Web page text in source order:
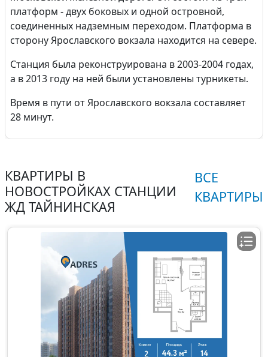
платформ - двух боковых и одной островной,
соединенных надземным переходом. Платформа в
сторону Ярославского вокзала находится на севере.
Станция была реконструирована в 2003-2004 годах,
а в 2013 году на ней были установлены турникеты.
Время в пути от Ярославского вокзала составляет
28 минут.
КВАРТИРЫ В
НОВОСТРОЙКАХ СТАНЦИИ
ЖД ТАЙНИНСКАЯ
ВСЕ
КВАРТИРЫ